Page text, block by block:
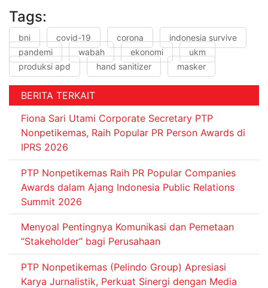
Tags:
bni covid-19 corona
indonesia survive
pandemi
wabah ekonomi
ukm
produksi apd
hand sanitizer masker
BERITA TERKAIT
Fiona Sari Utami Corporate Secretary PTP
Nonpetikemas, Raih Popular PR Person Awards di
IPRS 2026
PTP Nonpetikemas Raih PR Popular Companies
Awards dalam Ajang Indonesia Public Relations
Summit 2026
Menyoal Pentingnya Komunikasi dan Pemetaan
“Stakeholder” bagi Perusahaan
PTP Nonpetikemas (Pelindo Group) Apresiasi
Karya Jurnalistik, Perkuat Sinergi dengan Media